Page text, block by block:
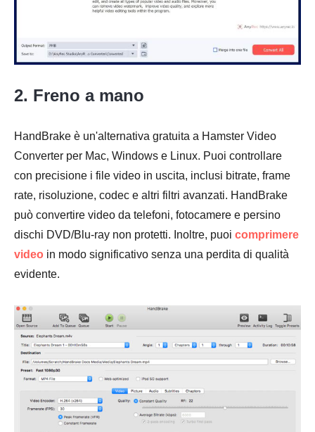
2. Freno a mano
HandBrake è un'alternativa gratuita a Hamster Video
Converter per Mac, Windows e Linux. Puoi controllare
con precisione i file video in uscita, inclusi bitrate, frame
rate, risoluzione, codec e altri filtri avanzati. HandBrake
può convertire video da telefoni, fotocamere e persino
dischi DVD/Blu-ray non protetti. Inoltre, puoi comprimere
video in modo significativo senza una perdita di qualità
evidente.